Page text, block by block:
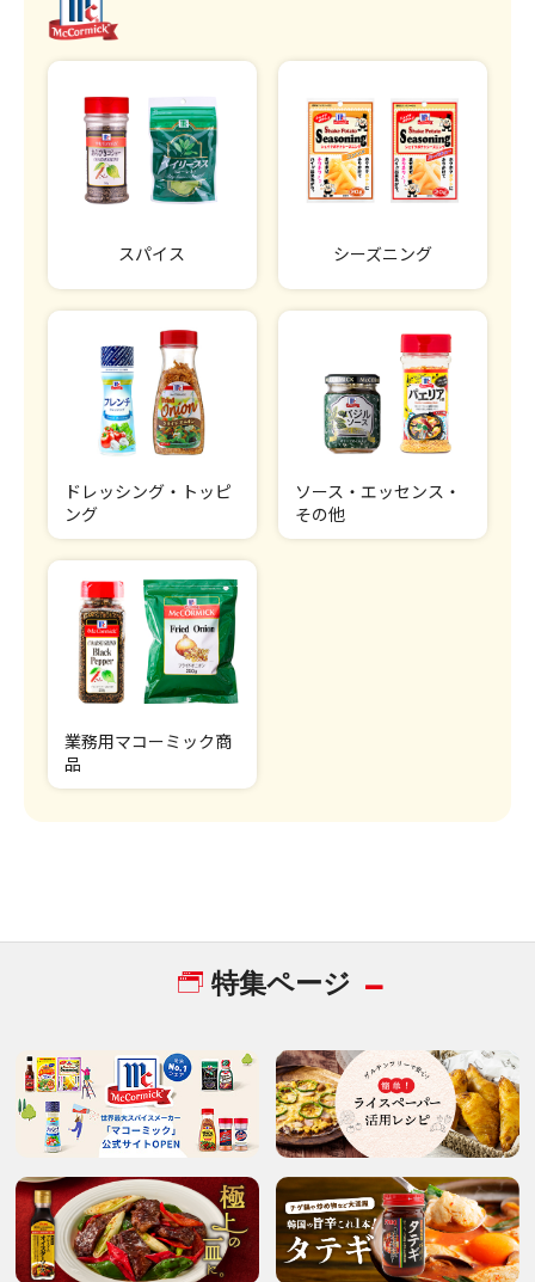
スパイス シーズニング
ドレッシング・トッピ
ング
ソース・エッセンス・
その他
業務用マコーミック商
品
特集ページ